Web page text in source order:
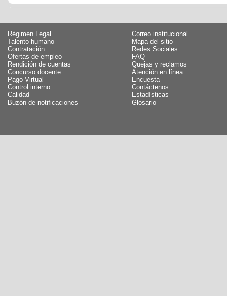
Régimen Legal
Talento humano
Contratación
Ofertas de empleo
Rendición de cuentas
Concurso docente
Pago Virtual
Control interno
Calidad
Buzón de notificaciones
Correo institucional
Mapa del sitio
Redes Sociales
FAQ
Quejas y reclamos
Atención en línea
Encuesta
Contáctenos
Estadísticas
Glosario